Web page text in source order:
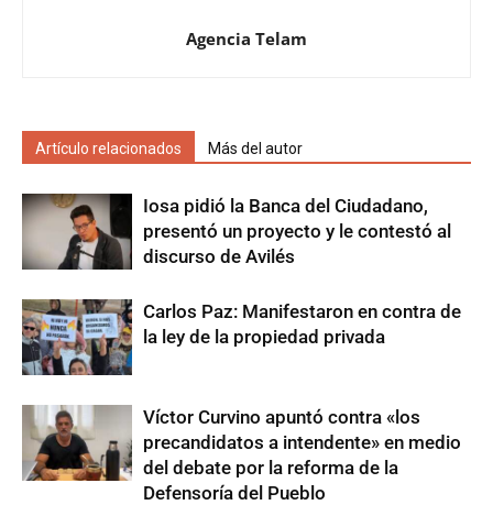
Agencia Telam
Artículo relacionados Más del autor
Iosa pidió la Banca del Ciudadano,
presentó un proyecto y le contestó al
discurso de Avilés
Carlos Paz: Manifestaron en contra de
la ley de la propiedad privada
Víctor Curvino apuntó contra «los
precandidatos a intendente» en medio
del debate por la reforma de la
Defensoría del Pueblo